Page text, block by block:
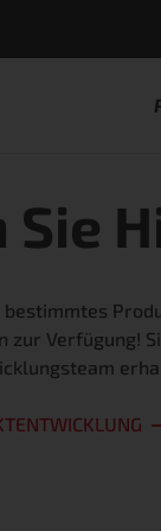
bestimmtes
zur Verfügung!